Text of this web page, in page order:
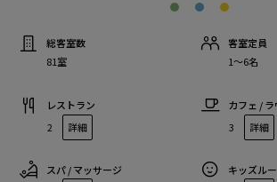
総客室数
81室
客室定員
1〜6名
レストラン
2
詳細
カフェ /
3
詳細
スパ / マッサージ
キッズル